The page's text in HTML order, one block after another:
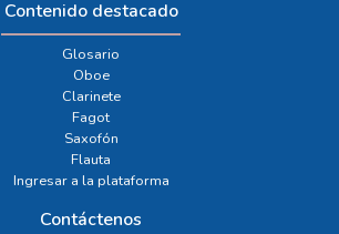
Contenido destacado
Glosario
Oboe
Clarinete
Fagot
Saxofón
Flauta
Ingresar a la plataforma
Contáctenos